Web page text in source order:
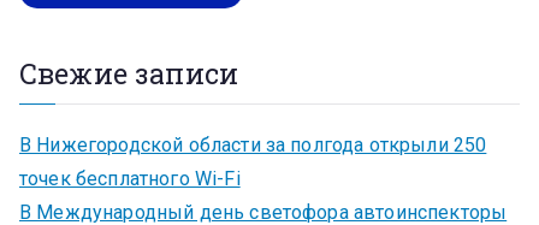
Свежие записи
В Нижегородской области за полгода открыли 250
точек бесплатного Wi-Fi
В Международный день светофора автоинспекторы